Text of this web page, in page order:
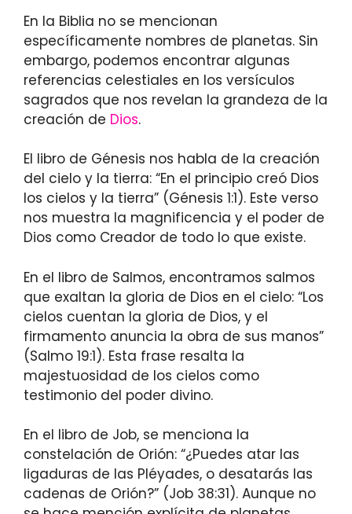
En la Biblia no se mencionan
específicamente nombres de planetas. Sin
embargo, podemos encontrar algunas
referencias celestiales en los versículos
sagrados que nos revelan la grandeza de la
creación de Dios.
El libro de Génesis nos habla de la creación
del cielo y la tierra: “En el principio creó Dios
los cielos y la tierra” (Génesis 1:1). Este verso
nos muestra la magnificencia y el poder de
Dios como Creador de todo lo que existe.
En el libro de Salmos, encontramos salmos
que exaltan la gloria de Dios en el cielo: “Los
cielos cuentan la gloria de Dios, y el
firmamento anuncia la obra de sus manos”
(Salmo 19:1). Esta frase resalta la
majestuosidad de los cielos como
testimonio del poder divino.
En el libro de Job, se menciona la
constelación de Orión: “¿Puedes atar las
ligaduras de las Pléyades, o desatarás las
cadenas de Orión?” (Job 38:31). Aunque no